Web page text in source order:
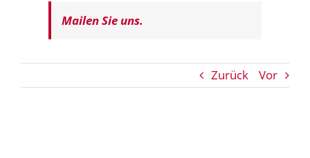
Mailen Sie uns.
Zurück Vor